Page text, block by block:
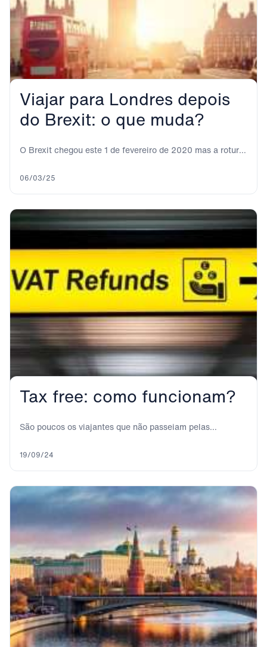
Viajar para Londres depois
do Brexit: o que muda?
O Brexit chegou este 1 de fevereiro de 2020 mas a rotura
06/03/25
Tax free: como funcionam?
São poucos os viajantes que não passeiam pelas
19/09/24